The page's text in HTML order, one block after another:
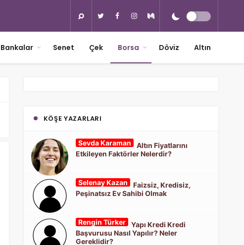
Bankalar Senet Çek Borsa Döviz Altın
KÖŞE YAZARLARI
Sevda Karaman
Altın Fiyatlarını
Etkileyen Faktörler Nelerdir?
Selenay Kazan
Faizsiz, Kredisiz,
Peşinatsız Ev Sahibi Olmak
Rengin Türker
Yapı Kredi Kredi
Başvurusu Nasıl Yapılır? Neler
Gereklidir?